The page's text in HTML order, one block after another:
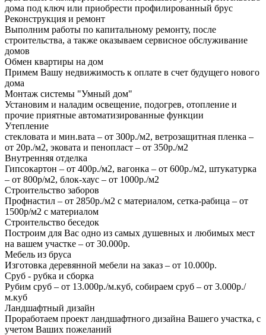
дома под ключ или приобрести профилированный брус
Реконструкция и ремонт
Выполним работы по капитальному ремонту, после
строительства, а также оказываем сервисное обслуживание
домов
Обмен квартиры на дом
Примем Вашу недвижимость к оплате в счет будущего нового
дома
Монтаж системы "Умный дом"
Установим и наладим освещение, подогрев, отопление и
прочие приятные автоматизированные функции
Утепление
стекловата и мин.вата – от 300р./м2, ветрозащитная пленка –
от 20р./м2, эковата и пенопласт – от 350р./м2
Внутренняя отделка
Гипсокартон – от 400р./м2, вагонка – от 600р./м2, штукатурка
– от 800р/м2, блок-хаус – от 1000р./м2
Строительство заборов
Профнастил – от 2850р./м2 с материалом, сетка-рабица – от
1500р/м2 с материалом
Строительство беседок
Построим для Вас одно из самых душевных и любимых мест
на вашем участке – от 30.000р.
Мебель из бруса
Изготовка деревянной мебели на заказ – от 10.000р.
Сруб - рубка и сборка
Рубим сруб – от 13.000р./м.куб, собираем сруб – от 3.000р./
м.куб
Ландшафтный дизайн
Проработаем проект ландшафтного дизайна Вашего участка, с
учетом Ваших пожеланий